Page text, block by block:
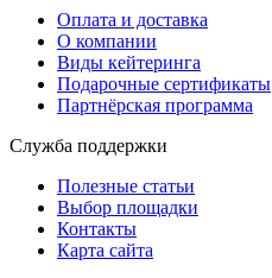
Оплата и доставка
О компании
Виды кейтеринга
Подарочные сертификаты
Партнёрская программа
Служба поддержки
Полезные статьи
Выбор площадки
Контакты
Карта сайта